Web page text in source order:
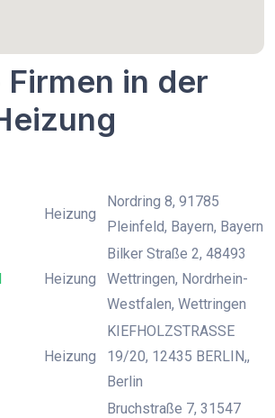
in der
Heizung
Nordring 8, 91785
Pleinfeld, Bayern, Bayern
Heizung
Bilker Straße 2, 48493
Wettringen, Nordrhein-
Westfalen, Wettringen
Heizung
KIEFHOLZSTRASSE
19/20, 12435 BERLIN,,
Berlin
Bruchstraße 7, 31547